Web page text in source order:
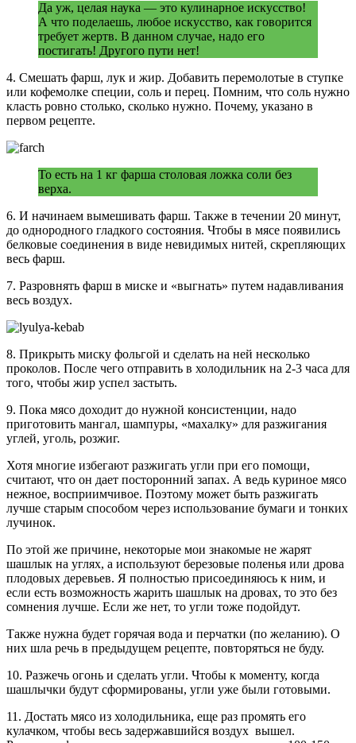
Да уж, целая наука — это кулинарное искусство!
А что поделаешь, любое искусство, как говорится
требует жертв. В данном случае, надо его
постигать! Другого пути нет!
4. Смешать фарш, лук и жир. Добавить перемолотые в ступке
или кофемолке специи, соль и перец. Помним, что соль нужно
класть ровно столько, сколько нужно. Почему, указано в
первом рецепте.
То есть на 1 кг фарша столовая ложка соли без
верха.
6. И начинаем вымешивать фарш. Также в течении 20 минут,
до однородного гладкого состояния. Чтобы в мясе появились
белковые соединения в виде невидимых нитей, скрепляющих
весь фарш.
7. Разровнять фарш в миске и «выгнать» путем надавливания
весь воздух.
8. Прикрыть миску фольгой и сделать на ней несколько
проколов. После чего отправить в холодильник на 2-3 часа для
того, чтобы жир успел застыть.
9. Пока мясо доходит до нужной консистенции, надо
приготовить мангал, шампуры, «махалку» для разжигания
углей, уголь, розжиг.
Хотя многие избегают разжигать угли при его помощи,
считают, что он дает посторонний запах. А ведь куриное мясо
нежное, восприимчивое. Поэтому может быть разжигать
лучше старым способом через использование бумаги и тонких
лучинок.
По этой же причине, некоторые мои знакомые не жарят
шашлык на углях, а используют березовые поленья или дрова
плодовых деревьев. Я полностью присоединяюсь к ним, и
если есть возможность жарить шашлык на дровах, то это без
сомнения лучше. Если же нет, то угли тоже подойдут.
Также нужна будет горячая вода и перчатки (по желанию). О
них шла речь в предыдущем рецепте, повторяться не буду.
10. Разжечь огонь и сделать угли. Чтобы к моменту, когда
шашлычки будут сформированы, угли уже были готовыми.
11. Достать мясо из холодильника, еще раз промять его
кулачком, чтобы весь задержавшийся воздух вышел.